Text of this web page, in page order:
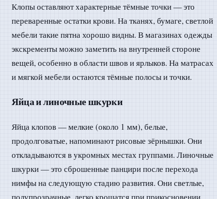
Клопы оставляют характерные тёмные точки — это
переваренные остатки крови. На тканях, бумаге, светлой
мебели такие пятна хорошо видны. В магазинах одежды
экскременты можно заметить на внутренней стороне
вещей, особенно в области швов и ярлыков. На матрасах
и мягкой мебели остаются тёмные полосы и точки.
Яйца и линочные шкурки
Яйца клопов — мелкие (около 1 мм), белые,
продолговатые, напоминают рисовые зёрнышки. Они
откладываются в укромных местах группами. Линочные
шкурки — это сброшенные панцири после перехода
нимфы на следующую стадию развития. Они светлые,
полупрозрачные, легко крошатся при прикосновении.